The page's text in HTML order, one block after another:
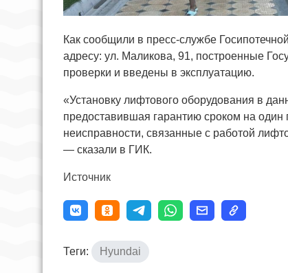
Как сообщили в пресс-службе
адресу: ул. Маликова, 91, построенные
проверки и введены в эксплуатацию.
«Установку лифтового оборудования в
предоставившая гарантию сроком на
неисправности, связанные с работой
— сказали в ГИК.
Источник
Теги: Hyundai